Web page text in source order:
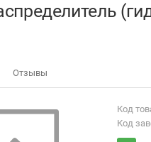
Отзывы
Код
Код